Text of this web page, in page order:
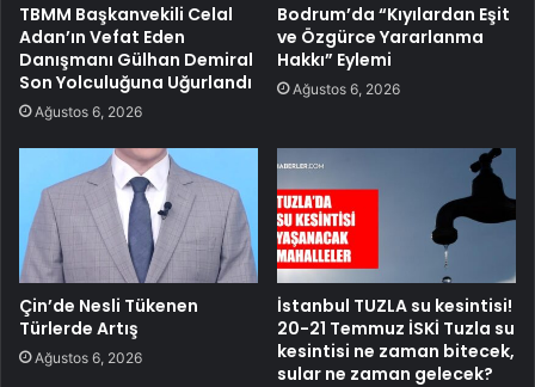
TBMM Başkanvekili Celal
Adan’ın Vefat Eden
Danışmanı Gülhan Demiral
Son Yolculuğuna Uğurlandı
Ağustos 6, 2026
Bodrum’da “Kıyılardan Eşit
ve Özgürce Yararlanma
Hakkı” Eylemi
Ağustos 6, 2026
Çin’de Nesli Tükenen
Türlerde Artış
Ağustos 6, 2026
İstanbul TUZLA su kesintisi!
20-21 Temmuz İSKİ Tuzla su
kesintisi ne zaman bitecek,
sular ne zaman gelecek?